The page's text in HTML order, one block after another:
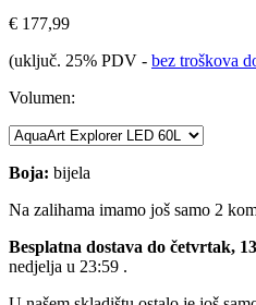
€ 177,99
(uključ. 25% PDV - bez troškova
Volumen:
Boja: bijela
Na zalihama imamo još samo 2
Besplatna dostava do četvrtak,
nedjelja u 23:59 .